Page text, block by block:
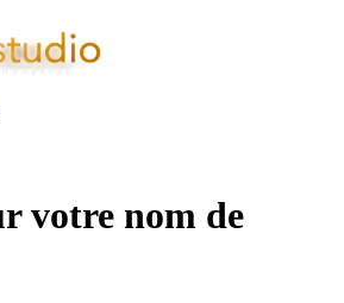
votre nom de